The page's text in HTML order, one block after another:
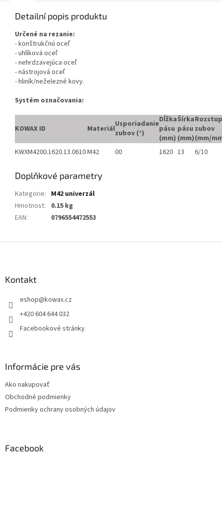
Detailní popis produktu
Určené na rezanie:
- konštrukčnú oceľ
- uhlíková oceľ
- nehrdzavejúca oceľ
- nástrojová oceľ
- hliník/neželezné kovy.
Systém označovania:
KOWAX ID MateriálUsporiadanie
zubov (°)
Dĺžka
pásu
(mm)
Šírka
pásu
(mm)
Rozstup
zubov
(mm/
KWXM4200.1620.13.0610M42 00 1620 13 6/10
Doplňkové parametry
Kategorie: M42 univerzál
Hmotnost:
0.15 kg
EAN: 0796554472553
Kontakt
eshop@kowax.cz
+420 604 644 032
Facebookové stránky
Informácie pre vás
Ako nakupovať
Obchodné podmienky
Podmienky ochrany osobných údajov
Facebook